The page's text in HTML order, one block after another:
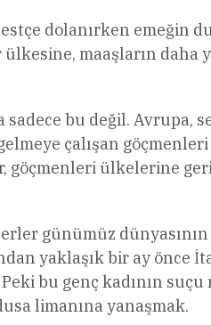
dolanırken emeğin
maaşların daha
bu değil. Avrupa,
çalışan
göçmenleri ülkelerine
günümüz
yaklaşık bir ay önce
bu genç kadının suçu
limanına yanaşmak.